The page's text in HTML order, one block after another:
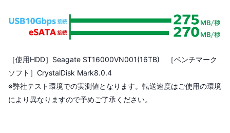
［使用HDD］Seagate ST16000VN001(16TB) ［ベンチマーク
ソフト］CrystalDisk Mark8.0.4
※弊社テスト環境での実測値となります。転送速度はご使用の環境
により異なりますので予めご了承ください。